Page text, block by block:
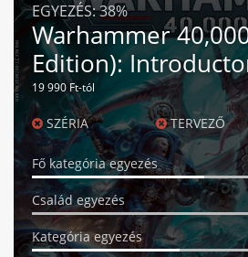
EGYEZÉS:38%
Warhammer
Edition):
19 990 Ft-tól
SZÉRIA TERVEZŐ
Fő kategória egyezés
Család egyezés
Kategória egyezés